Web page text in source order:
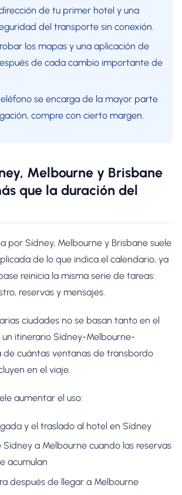
de tu primer hotel y una
del transporte sin conexión.
los mapas y una aplicación de
de cada cambio importante de
se encarga de la mayor parte
compre con cierto margen.
Melbourne y Brisbane
que la duración del
por Sídney, Melbourne y Brisbane suele
de lo que indica el calendario, ya
reinicia la misma serie de tareas:
reservas y mensajes.
ciudades no se basan tanto en el
un itinerario Sídney-Melbourne-
de cuántas ventanas de transbordo
en el viaje.
aumentar el uso:
y el traslado al hotel en Sídney
a Melbourne cuando las reservas
acumulan
después de llegar a Melbourne